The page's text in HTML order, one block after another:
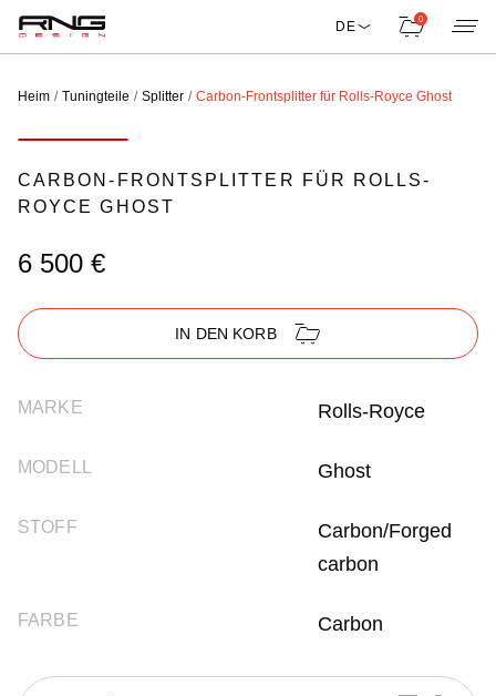
DE 0
Heim Tuningteile Splitter Carbon-Frontsplitter für Rolls-Royce Ghost
CARBON-FRONTSPLITTER FÜR ROLLS-
ROYCE GHOST
6 500 €
IN DEN KORB
MARKE Rolls-Royce
MODELL Ghost
STOFF
Carbon/Forged
carbon
FARBE Carbon